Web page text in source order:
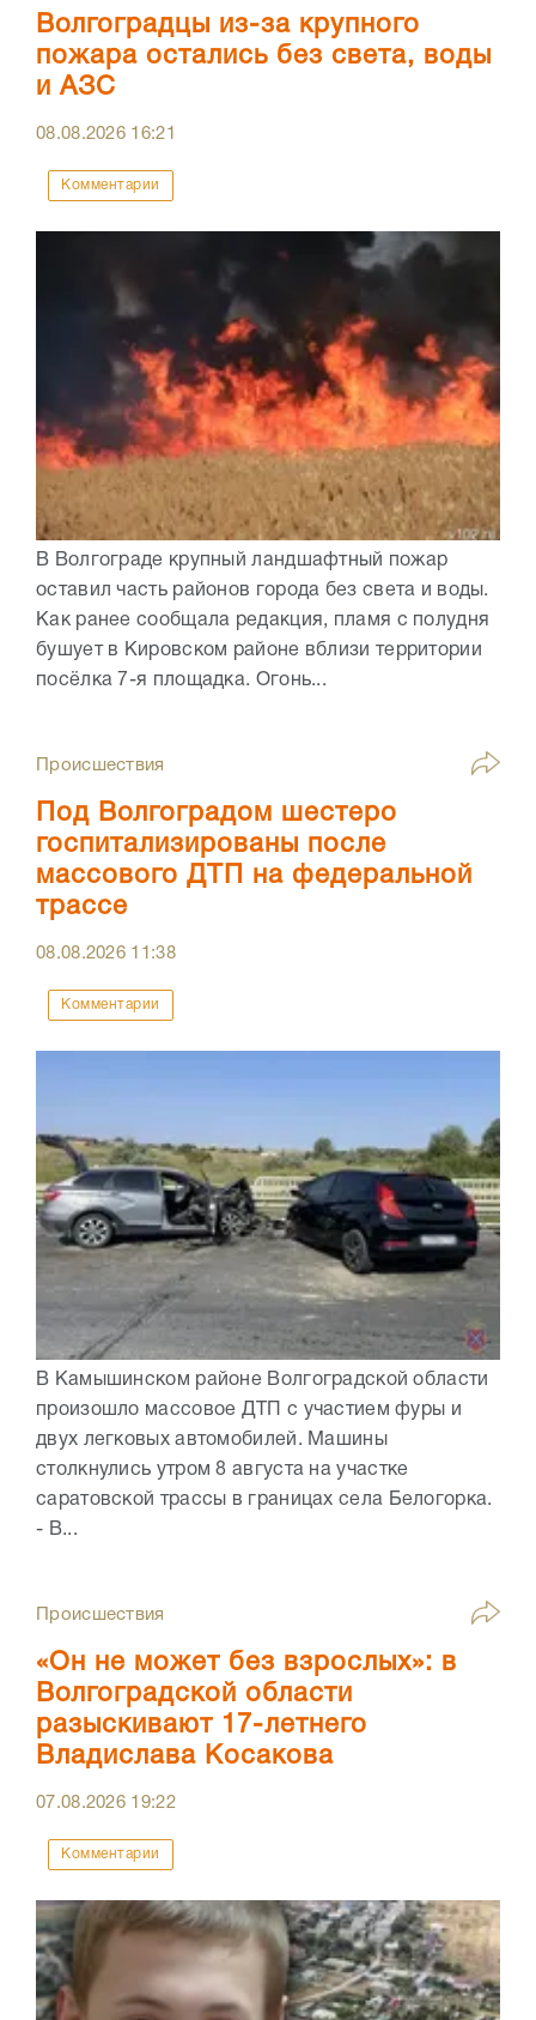
Волгоградцы из-за крупного
пожара остались без света, воды
и АЗС
08.08.2026 16:21
Комментарии
В Волгограде крупный ландшафтный пожар
оставил часть районов города без света и воды.
Как ранее сообщала редакция, пламя с полудня
бушует в Кировском районе вблизи территории
посёлка 7-я площадка. Огонь...
Происшествия
Под Волгоградом шестеро
госпитализированы после
массового ДТП на федеральной
трассе
08.08.2026 11:38
Комментарии
В Камышинском районе Волгоградской области
произошло массовое ДТП с участием фуры и
двух легковых автомобилей. Машины
столкнулись утром 8 августа на участке
саратовской трассы в границах села Белогорка.
- В...
Происшествия
«Он не может без взрослых»: в
Волгоградской области
разыскивают 17-летнего
Владислава Косакова
07.08.2026 19:22
Комментарии